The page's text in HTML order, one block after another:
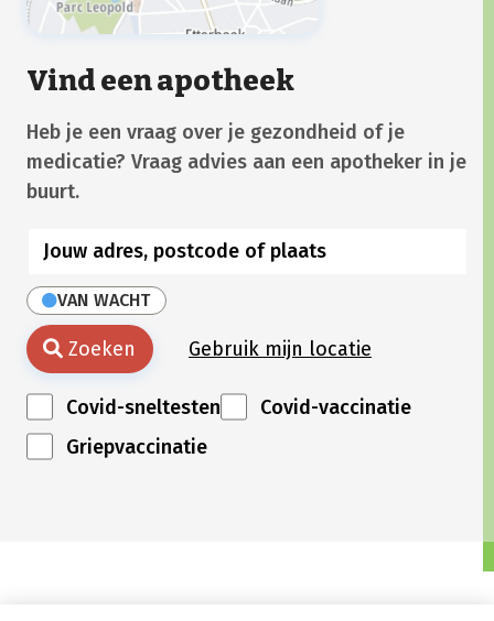
Vind een apotheek
Heb je een vraag over je gezondheid of je
medicatie? Vraag advies aan een apotheker in je
buurt.
VAN WACHT
Zoeken Gebruik mijn locatie
Covid-sneltesten
Covid-vaccinatie
Griepvaccinatie